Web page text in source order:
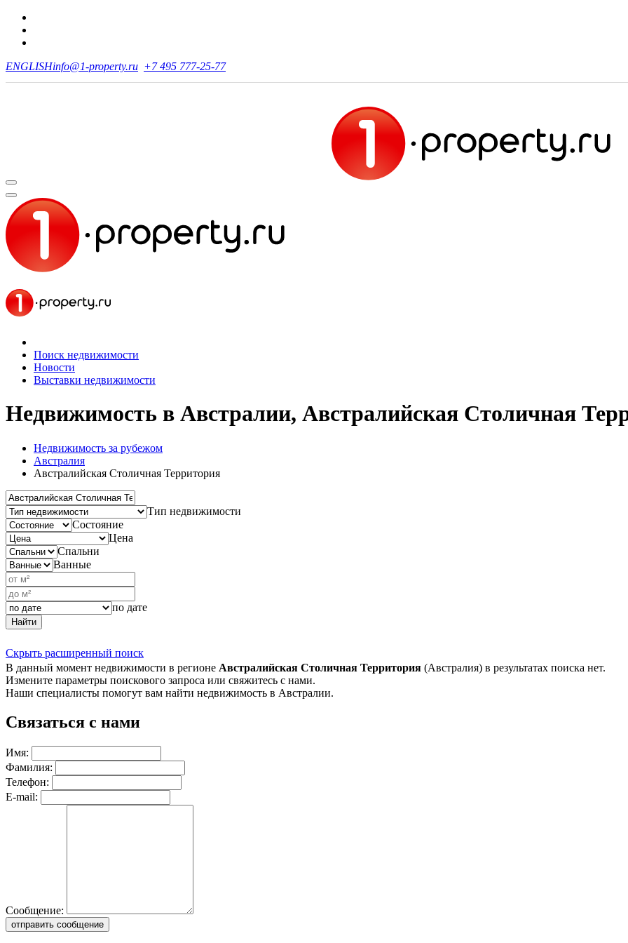
ENGLISHinfo@1-property.ru +7 495 777-25-77
Поиск недвижимости
Новости
Выставки недвижимости
Недвижимость в Австралии, Австралийская Столичная
Недвижимость за рубежом
Австралия
Австралийская Столичная Территория
Тип недвижимости
Состояние
Цена
Спальни
Ванные
по дате
Найти
Скрыть расширенный поиск
В данный момент недвижимости в регионе Австралийская Столичная Территория (Австралия) в результатах поиска нет.
Измените параметры поискового запроса или свяжитесь с нами.
Наши специалисты помогут вам найти недвижимость в Австралии.
Связаться с нами
Имя:
Фамилия:
Телефон:
E-mail:
Сообщение:
отправить сообщение